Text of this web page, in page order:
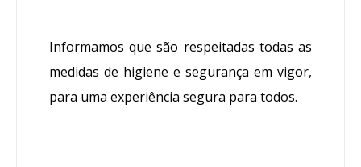
Informamos que são respeitadas todas as
medidas de higiene e segurança em vigor,
para uma experiência segura para todos.